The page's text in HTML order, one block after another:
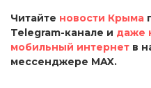
Читайте новости Крыма
Telegram-канале и даже
мобильный интернет в
мессенджере MAX.